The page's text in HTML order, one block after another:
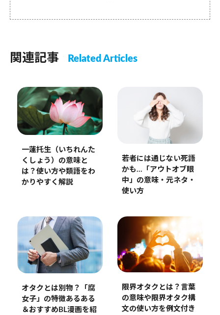
関連記事 Related Articles
一蓮托生（いちれんた
くしょう）の意味と
は？使い方や類語をわ
かりやすく解説
若者には通じない死語
かも…「アウトオブ眼
中」の意味・元ネタ・
使い方
オタクとは別物？「腐
女子」の特徴あるある
＆おすすめBL漫画を紹
限界オタクとは？言葉
の意味や限界オタク構
文の使い方を例文付き